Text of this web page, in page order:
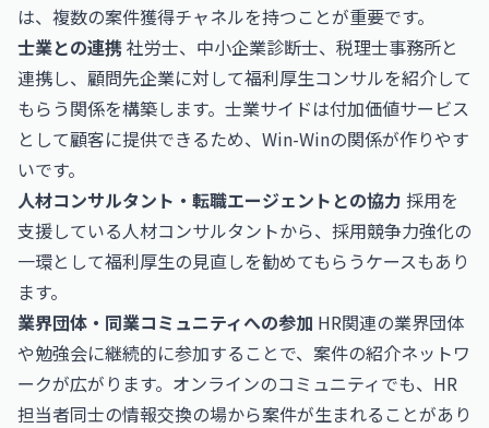
は、複数の案件獲得チャネルを持つことが重要です。
士業との連携社労士、中小企業診断士、税理士事務所と
連携し、顧問先企業に対して福利厚生コンサルを紹介して
もらう関係を構築します。士業サイドは付加価値サービス
として顧客に提供できるため、Win-Winの関係が作りやす
いです。
人材コンサルタント・転職エージェントとの協力 採用を
支援している人材コンサルタントから、採用競争力強化の
一環として福利厚生の見直しを勧めてもらうケースもあり
ます。
業界団体・同業コミュニティへの参加 HR関連の業界団体
や勉強会に継続的に参加することで、案件の紹介ネットワ
ークが広がります。オンラインのコミュニティでも、HR
担当者同士の情報交換の場から案件が生まれることがあり